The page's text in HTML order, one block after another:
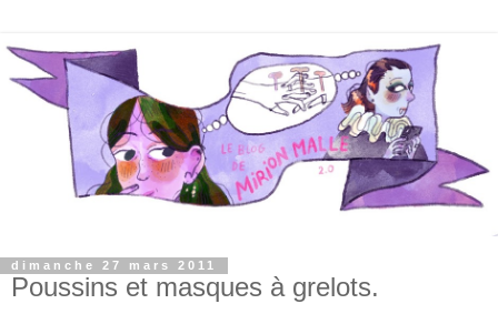
dimanche 27 mars 2011
Poussins et masques à grelots.